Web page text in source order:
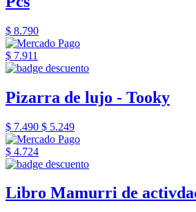
$ 8.790
$ 7.911
Pizarra de lujo - Tooky
$ 7.490 $ 5.249
$ 4.724
Libro Mamurri de